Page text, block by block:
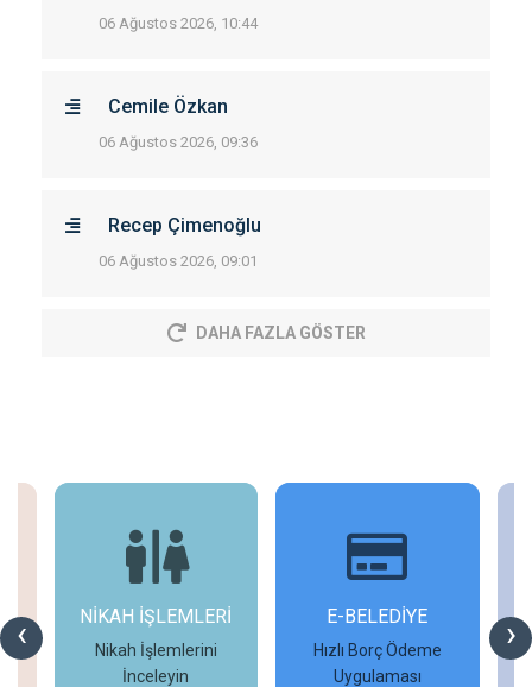
06 Ağustos 2026, 10:44
Cemile Özkan
06 Ağustos 2026, 09:36
Recep Çimenoğlu
06 Ağustos 2026, 09:01
DAHA FAZLA GÖSTER
‹ ›
E-BELEDİYE
Hızlı Borç Ödeme
Uygulaması
D-İMAR
İmar Başvurularınızı
Tamamlayın